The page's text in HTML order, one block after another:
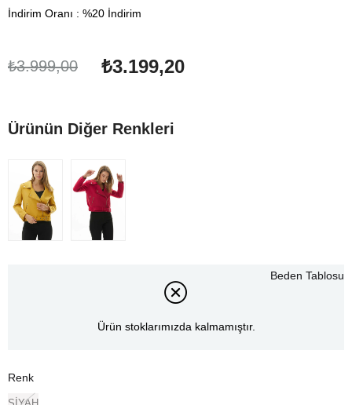
İndirim Oranı : %20 İndirim
₺3.999,00 ₺3.199,20
Ürünün Diğer Renkleri
Ürün stoklarımızda kalmamıştır.
Beden Tablosu
Renk